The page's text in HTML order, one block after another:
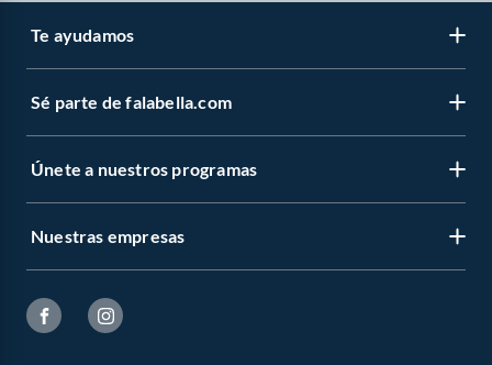
Te ayudamos
Sé parte de falabella.com
Únete a nuestros programas
Nuestras empresas